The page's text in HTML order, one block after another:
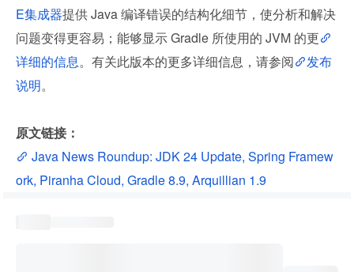
E集成器提供 Java 编译错误的结构化细节，使分析和解决
问题变得更容易；能够显示 Gradle 所使用的 JVM 的更
详细的信息。有关此版本的更多详细信息，请参阅
发布
说明。
原文链接：
Java News Roundup: JDK 24 Update, Spring Framew
ork, Piranha Cloud, Gradle 8.9, Arquillian 1.9